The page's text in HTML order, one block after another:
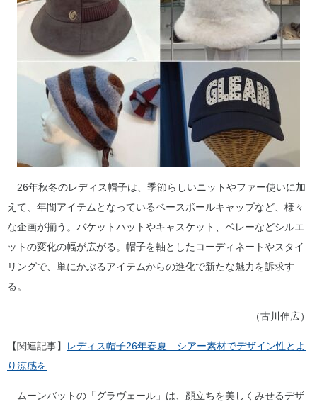
26年秋冬のレディス帽子は、季節らしいニットやファー使いに加
えて、年間アイテムとなっているベースボールキャップなど、様々
な企画が揃う。バケットハットやキャスケット、ベレーなどシルエ
ットの変化の幅が広がる。帽子を軸としたコーディネートやスタイ
リングで、単にかぶるアイテムからの進化で新たな魅力を訴求す
る。
（古川伸広）
【関連記事】
レディス帽子26年春夏 シアー素材でデザイン性とよ
り涼感を
ムーンバットの「グラヴェール」は、顔立ちを美しくみせるデザ